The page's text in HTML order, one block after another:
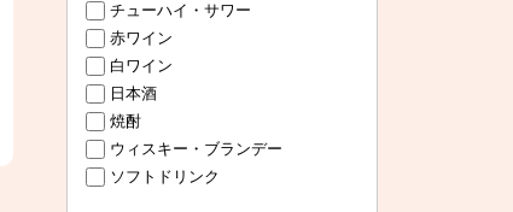
チューハイ・サワー
赤ワイン
白ワイン
日本酒
焼酎
ウィスキー・ブランデー
ソフトドリンク